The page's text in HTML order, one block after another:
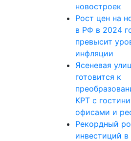
новостроек
Рост цен на
в РФ в 2024
превысит
инфляции
Ясеневая
готовится к
КРТ с
офисами и
Рекордный
инвестиций